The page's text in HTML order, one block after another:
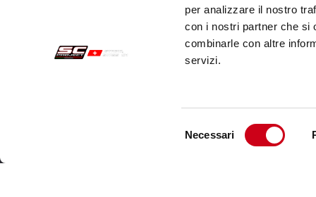
per analizzare il nostro
con i nostri partner che si
combinarle con altre
servizi.
Necessari